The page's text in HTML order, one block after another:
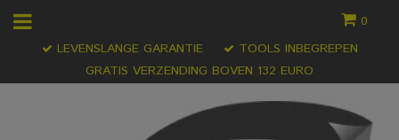
0
GRATIS VERZENDING BOVEN 132 EURO
LEVENSLANGE GARANTIE TOOLS INBEGREPEN